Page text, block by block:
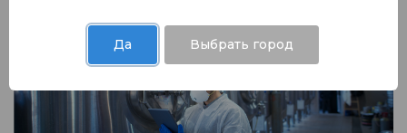
Да Выбрать город